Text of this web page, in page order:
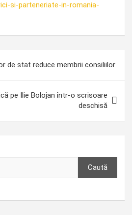
si-parteneriate-in-romania-
de stat reduce membrii consiliilor
pe Ilie Bolojan într-o scrisoare
deschisă
Caută